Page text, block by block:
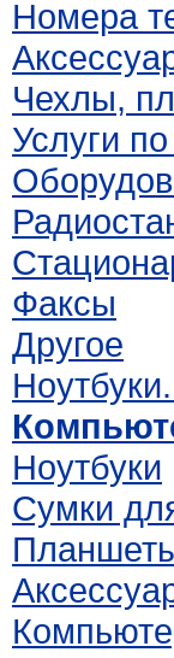
Номера
Чехлы,
Услуги
Факсы
Другое
Ноутбуки
Сумки